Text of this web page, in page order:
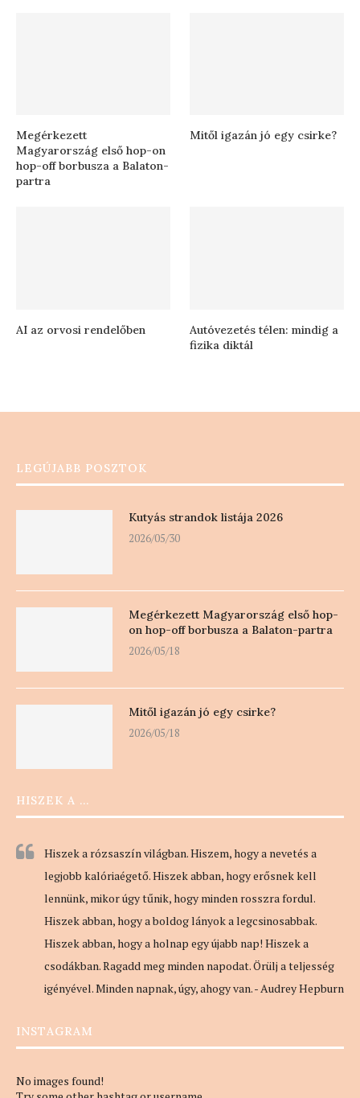
Megérkezett
Magyarország első hop-on
hop-off borbusza a Balaton-
partra
Mitől igazán jó egy csirke?
AI az orvosi rendelőben
Autóvezetés télen: mindig a
fizika diktál
LEGÚJABB POSZTOK
Kutyás strandok listája 2026
2026/05/30
Megérkezett Magyarország első hop-
on hop-off borbusza a Balaton-partra
2026/05/18
Mitől igazán jó egy csirke?
2026/05/18
HISZEK A …
Hiszek a rózsaszín világban. Hiszem, hogy a nevetés a
legjobb kalóriaégető. Hiszek abban, hogy erősnek kell
lennünk, mikor úgy tűnik, hogy minden rosszra fordul.
Hiszek abban, hogy a boldog lányok a legcsinosabbak.
Hiszek abban, hogy a holnap egy újabb nap! Hiszek a
csodákban. Ragadd meg minden napodat. Örülj a teljesség
igényével. Minden napnak, úgy, ahogy van. - Audrey Hepburn
INSTAGRAM
No images found!